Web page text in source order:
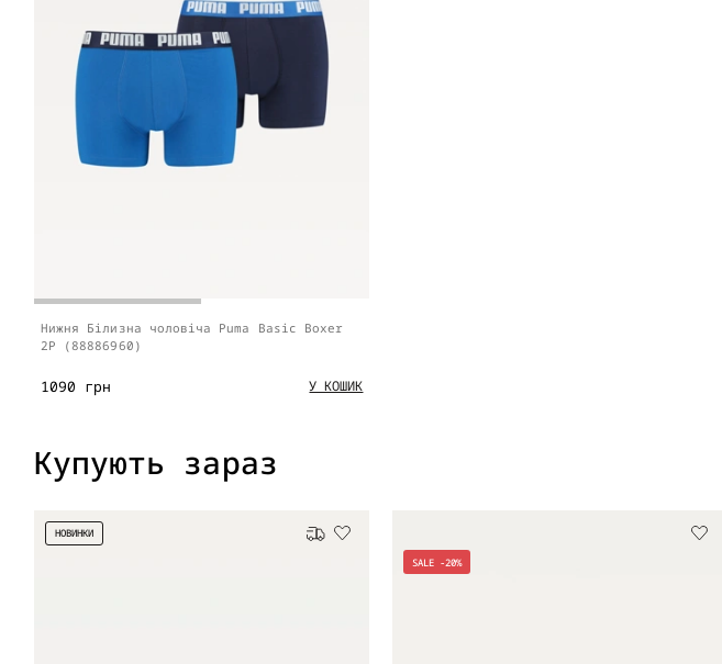
Нижня Білизна чоловіча Puma Basic Boxer
2P (88886960)
1090 грн У КОШИК
Купують зараз
НОВИНКИ Безкоштовна доставка
SALE -20%